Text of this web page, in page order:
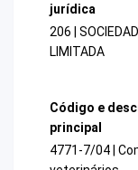
jurídica
206 |
LIMITADA
Código e
principal
4771-7/04 |